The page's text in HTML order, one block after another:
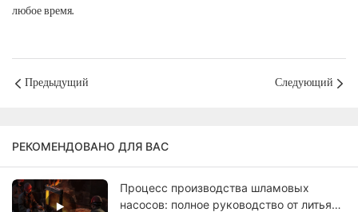
любое время.
Предыдущий Следующий
РЕКОМЕНДОВАНО ДЛЯ ВАС
Процесс производства шламовых
насосов: полное руководство от литья